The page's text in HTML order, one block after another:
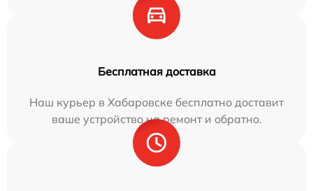
Бесплатная доставка
Наш курьер в Хабаровске бесплатно доставит
ваше устройство на ремонт и обратно.